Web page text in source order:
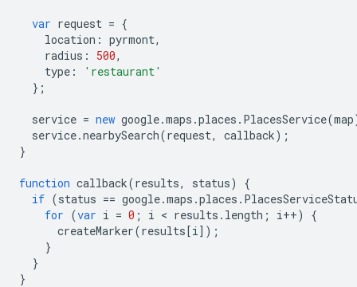
var request = {
location : pyrmont,
radius : 500,
type :
'restaurant'
};
service = new google.maps .places . PlacesService(map
service.nearbySearch(request, callback);
}
function callback(results, status)
{
if (status == google.maps .places .
for (var i = 0 ; i < results . length ; i++)
{
createMarker(results[i]);
}
}
}